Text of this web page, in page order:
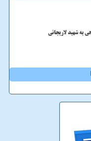
به شهید لاریجانی